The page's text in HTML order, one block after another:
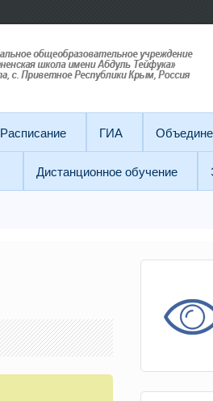
Расписание ГИА
Дистанционное обучение